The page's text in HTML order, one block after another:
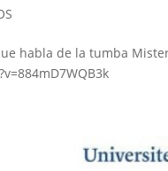
habla de la tumba